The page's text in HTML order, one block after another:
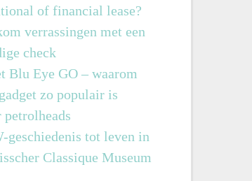
of financial lease?
verrassingen met een
check
Blu Eye GO – waarom
zo populair is
petrolheads
geschiedenis tot leven in
Classique Museum